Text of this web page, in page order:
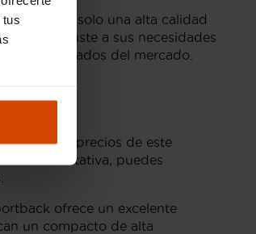
tus
no solo una alta calidad
que se ajuste a sus necesidades
y apreciados del mercado.
Los precios de este
orientativa, puedes
ofrece un excelente
un compacto de alta